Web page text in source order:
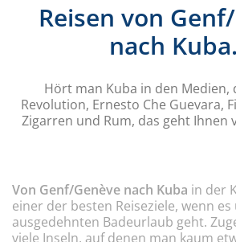
Reisen von
nach
Hört man Kuba in den Medien,
Revolution, Ernesto Che Guevara,
Zigarren und Rum, das geht Ihnen
Von Genf/Genève nach Kuba in der
einer der besten Reiseziele, wenn
ausgedehnten Badeurlaub geht.
viele Inseln, auf denen man kaum